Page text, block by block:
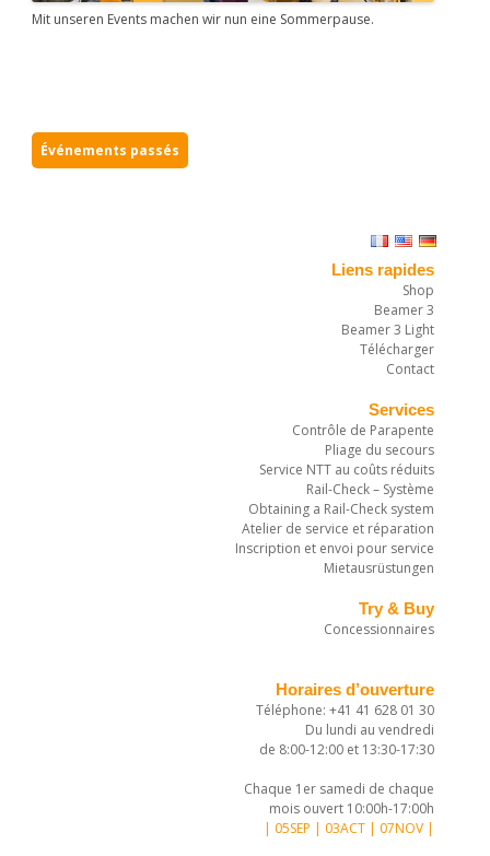
Mit unseren Events machen wir nun eine Sommerpause.
Événements passés
Liens rapides
Shop
Beamer 3
Beamer 3 Light
Télécharger
Contact
Services
Contrôle de Parapente
Pliage du secours
Service NTT au coûts réduits
Rail-Check – Système
Obtaining a Rail-Check system
Atelier de service et réparation
Inscription et envoi pour service
Mietausrüstungen
Try & Buy
Concessionnaires
Horaires d’ouverture
Téléphone: +41 41 628 01 30
Du lundi au vendredi
de 8:00-12:00 et 13:30-17:30
Chaque 1er samedi de chaque
mois ouvert 10:00h-17:00h
| 05SEP | 03ACT | 07NOV |